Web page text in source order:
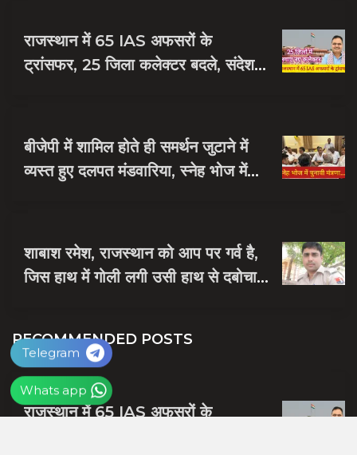
राजस्थान में 65 IAS अफसरों के
ट्रांसफर, 25 जिला कलेक्टर बदले, संदेश
बीजेपी में शामिल होते ही समर्थन जुटाने में
व्यस्त हुए दलपत मंडवारिया, स्नेह भोज में
शाबाश रमेश, राजस्थान को आप पर गर्व है,
जिस हाथ में गोली लगी उसी हाथ से दबोचा
RECOMMENDED POSTS
राजस्थान में 65 IAS अफसरों के
Telegram
Whats app